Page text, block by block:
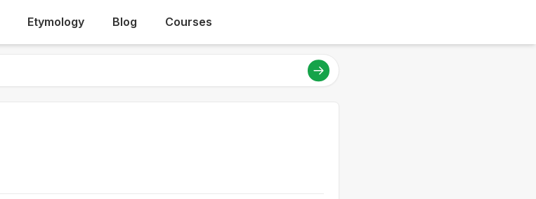
Etymology Blog Courses